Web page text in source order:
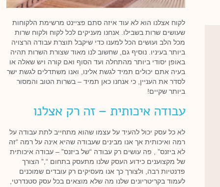
לקוח אצלנו הוא לא עוד איזה סתם פציינט מרשימת הלקוחות
שעושים שרות בשבילו. אנחנו מעניקים לכל לקוח ולקוח שרות
מכל הלב ועושים הכל למענו כדי שיקבל תוצרת עבודה הרצויה
ביותר בעיניו. נוסיף גם, שחשוב לנו מאוד שצורת השרות תהיה
באופן יסודי ביותר מהתחלה ועד הסוף ואם קורה ויש שאלה או
בעיה אתם יכולים תמיד לגשת אלינו, ואנו משתדלים לגשת ישר
לסדר את העניין, כי אנחנו כאן תמיד – בשרות הטוב והמסור
ביותר שקיים!
עבודה איכותית – זה רק אצלנו
לא כל עסק יכול להעיד על עצמו שהוא מתחייב לתת עבודה על
רמה ואיכותית אך אנו מבינים שעבודה שהיא אינה על רמה “זה
לא ביזנס” , פה עושים רק עבודה “של ביזנס” – עבודה איכותית
של מקצוענים כידוע העסק שלנו מתעסק בתחום “,” הצורך
פדנטיות רבה, ולצורך כך אנו מעסיקים רק עובדים שמוכנים
לעמוד בקריטריונים שלנו מה שלא מוצאים בכל עסק סטנדרטי,